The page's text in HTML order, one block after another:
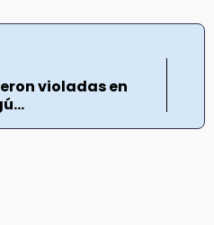
violadas en